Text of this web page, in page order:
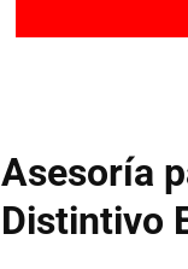
Asesoría
Distintivo